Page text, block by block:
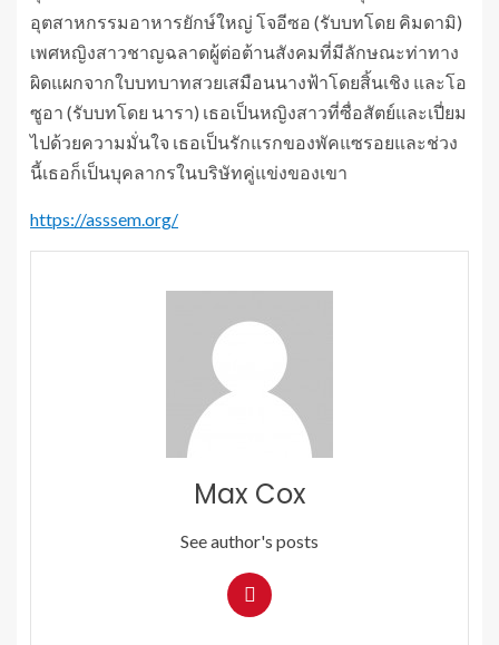
อุตสาหกรรมอาหารยักษ์ใหญ่ โจอีซอ (รับบทโดย คิมดามิ)
เพศหญิงสาวชาญฉลาดผู้ต่อต้านสังคมที่มีลักษณะท่าทาง
ผิดแผกจากใบบทบาทสวยเสมือนนางฟ้าโดยสิ้นเชิง และโอ
ซูอา (รับบทโดย นารา) เธอเป็นหญิงสาวที่ซื่อสัตย์และเปี่ยม
ไปด้วยความมั่นใจ เธอเป็นรักแรกของพัคแซรอยและช่วง
นี้เธอก็เป็นบุคลากรในบริษัทคู่แข่งของเขา
https://asssem.org/
Max Cox
See author's posts